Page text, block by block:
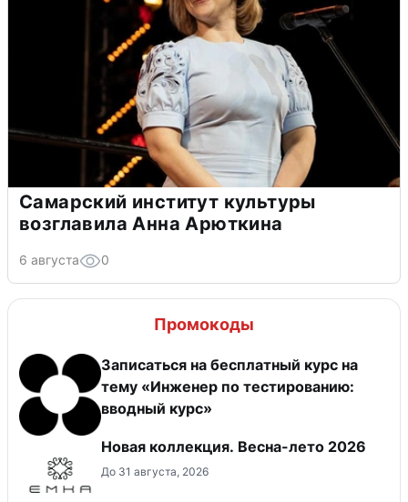
Самарский институт культуры
возглавила Анна Арюткина
6 августа 0
Промокоды
Записаться на бесплатный курс на
тему «Инженер по тестированию:
вводный курс»
Новая коллекция. Весна-лето 2026
До 31 августа, 2026